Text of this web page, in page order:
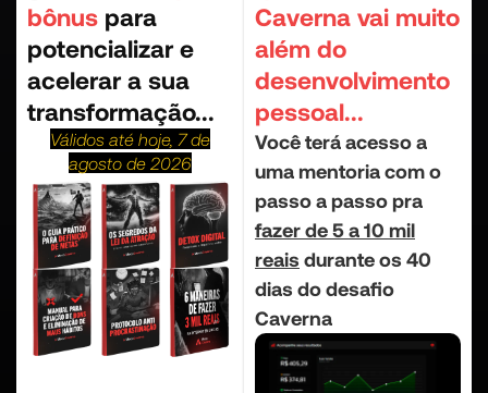
bônus para
potencializar e
acelerar a sua
transformação...
Válidos até hoje, 7 de
agosto de 2026
Caverna vai muito
além do
desenvolvimento
pessoal...
Você terá acesso a
uma mentoria com o
passo a passo pra
fazer de 5 a 10 mil
reais durante os 40
dias do desafio
Caverna